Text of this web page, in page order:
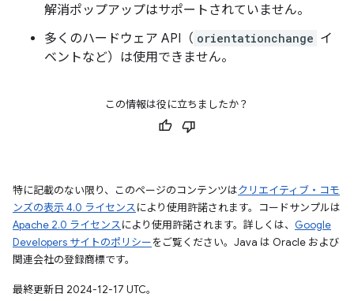
解消ポップアップはサポートされていません。
多くのハードウェア API（ orientationchange イ
ベントなど）は使用できません。
この情報は役に立ちましたか？
特に記載のない限り、このページのコンテンツはクリエイティブ・コモ
ンズの表示 4.0 ライセンスにより使用許諾されます。コードサンプルは
Apache 2.0 ライセンスにより使用許諾されます。詳しくは、 Google
Developers サイトのポリシーをご覧ください。Java は Oracle および
関連会社の登録商標です。
最終更新日 2024-12-17 UTC。